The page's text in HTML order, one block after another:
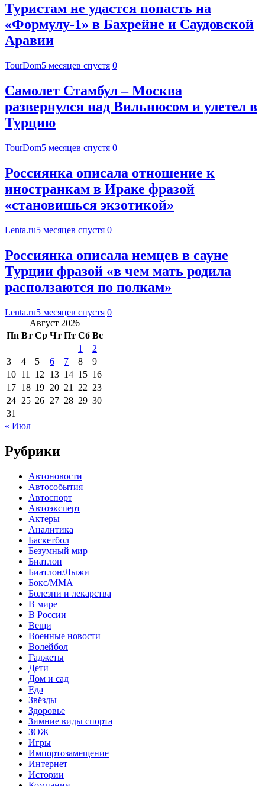
Туристам не удастся попасть на
«Формулу-1» в Бахрейне и Саудовской
Аравии
TourDom5 месяцев спустя 0
Самолет Стамбул – Москва
развернулся над Вильнюсом и улетел в
Турцию
TourDom5 месяцев спустя 0
Россиянка описала отношение к
иностранкам в Ираке фразой
«становишься экзотикой»
Lenta.ru5 месяцев спустя 0
Россиянка описала немцев в сауне
Турции фразой «в чем мать родила
расползаются по полкам»
Lenta.ru5 месяцев спустя 0
Август 2026
Пн Вт Ср Чт Пт Сб Вс
1
2
3
4 5 6 7 8
9
10 11 12 13 14 15 16
17 18 19 20 21 22 23
24 25 26 27 28 29 30
31
« Июл
Рубрики
Автоновости
Автособытия
Автоспорт
Автоэксперт
Актеры
Аналитика
Баскетбол
Безумный мир
Биатлон
Биатлон/Лыжи
Бокс/MMA
Болезни и лекарства
В мире
В России
Вещи
Военные новости
Волейбол
Гаджеты
Дети
Дом и сад
Еда
Звёзды
Здоровье
Зимние виды спорта
ЗОЖ
Игры
Импортозамещение
Интернет
Истории